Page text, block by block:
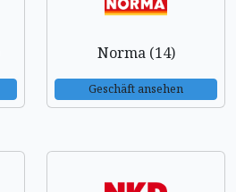
Norma (14)
Geschäft ansehen